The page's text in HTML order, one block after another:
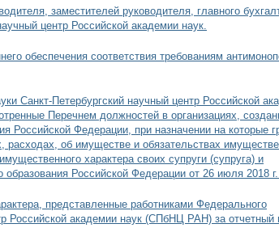
заместителей руководителя, главного
центр Российской академии наук.
обеспечения соответствия требованиям
Санкт-Петербургский научный центр Российской
Перечнем должностей в организациях,
Российской Федерации, при назначении на которые
расходах, об имуществе и обязательствах
характера своих супруги (супруга) и
Российской Федерации от 26 июля 2018
представленные работниками Федерального
Российской академии наук (СПбНЦ РАН) за отчетный